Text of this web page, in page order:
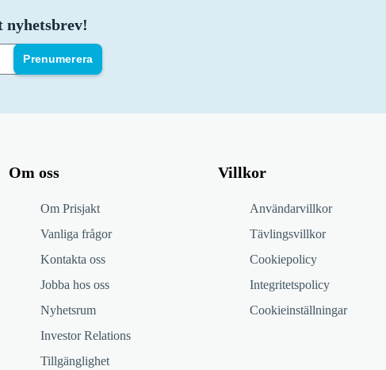
nyhetsbrev!
Prenumerera
Om oss
Om Prisjakt
Vanliga frågor
Kontakta oss
Jobba hos oss
Nyhetsrum
Investor Relations
Tillgänglighet
Villkor
Användarvillkor
Tävlingsvillkor
Cookiepolicy
Integritetspolicy
Cookieinställningar